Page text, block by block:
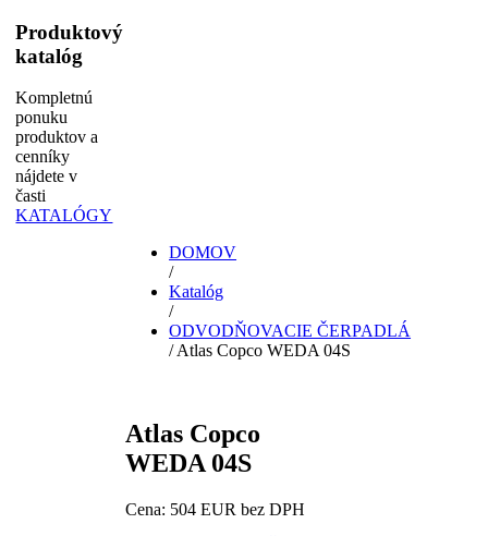
Produktový
katalóg
Kompletnú
ponuku
produktov a
cenníky
nájdete v
časti
KATALÓGY
DOMOV
/
Katalóg
/
ODVODŇOVACIE ČERPADLÁ
/ Atlas Copco WEDA 04S
Atlas Copco
WEDA 04S
Cena: 504 EUR bez DPH